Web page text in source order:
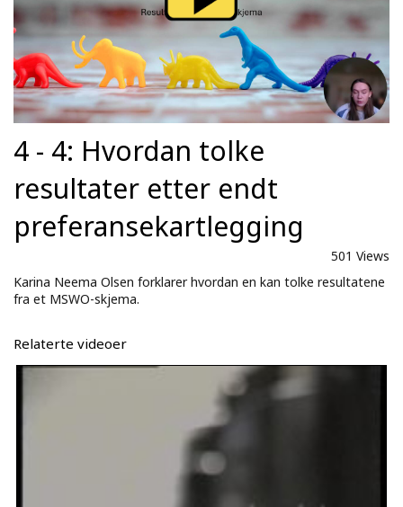
4 - 4: Hvordan tolke
resultater etter endt
preferansekartlegging
501 Views
Karina Neema Olsen forklarer hvordan en kan tolke resultatene
fra et MSWO-skjema.
Relaterte videoer